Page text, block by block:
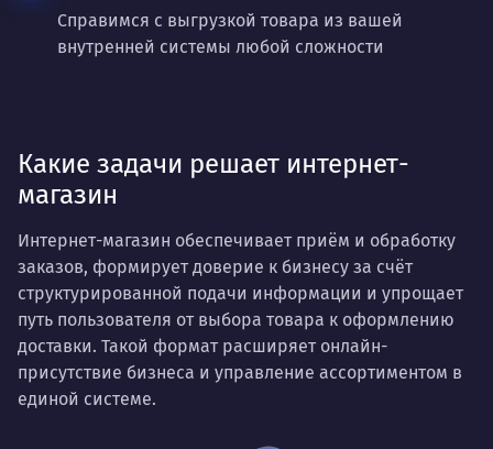
Справимся с выгрузкой товара из вашей
внутренней системы любой сложности
Какие задачи решает интернет-
магазин
Интернет-магазин обеспечивает приём и обработку
заказов, формирует доверие к бизнесу за счёт
структурированной подачи информации и упрощает
путь пользователя от выбора товара к оформлению
доставки. Такой формат расширяет онлайн-
присутствие бизнеса и управление ассортиментом в
единой системе.